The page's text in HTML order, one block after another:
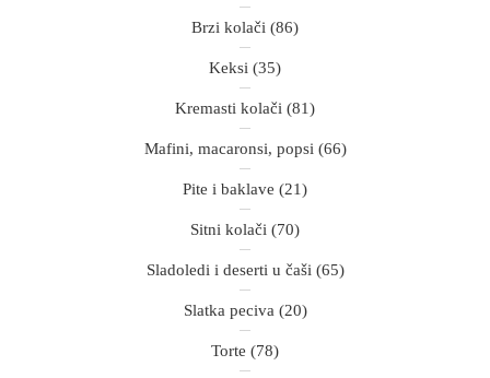
Brzi kolači (86)
Keksi (35)
Kremasti kolači (81)
Mafini, macaronsi, popsi (66)
Pite i baklave (21)
Sitni kolači (70)
Sladoledi i deserti u čaši (65)
Slatka peciva (20)
Torte (78)